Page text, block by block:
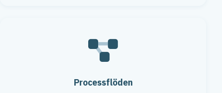
Processflöden